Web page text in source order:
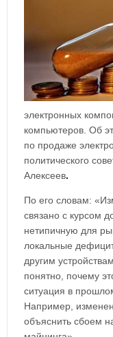
электронных
компьютеров. Об
по продаже
политического
Алексеев.
По его словам:
связано с курсом
нетипичную для
локальные
другим
понятно, почему
ситуация в
Например,
объяснить сбоем